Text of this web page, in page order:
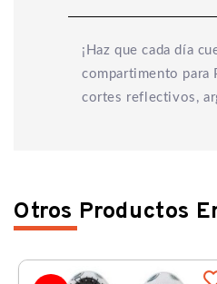
¡Haz que cada día
compartimento para
cortes reflectivos,
Otros Productos